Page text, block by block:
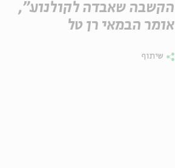
הקשבה שאבדה לקולנוע",
אומר הבמאי רן טל
שיתוף